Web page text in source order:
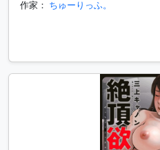
作家： ちゅーりっふ。